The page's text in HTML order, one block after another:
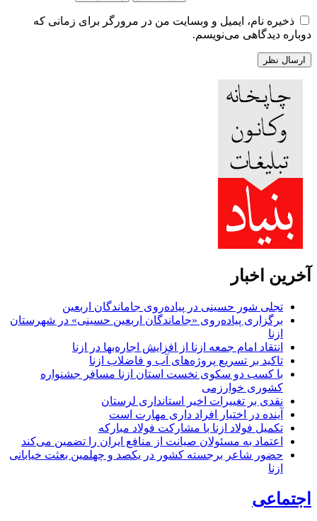
ذخیره نام، ایمیل و وبسایت من در مرورگر برای زمانی که
دوباره دیدگاهی می‌نویسم.
آخرین اخبار
تجلی شور حسینی در پیاده‌روی جاماندگان اربعین
برگزاری پیاده‌روی «جاماندگان اربعین حسینی» در شهرستان
ازنا
انتقاد امام جمعه ازنا از افزایش اجاره‌بها در ازنا
تاکید بر تسریع پروژه‌های آب و فاضلاب ازنا
با کسب دو سکوی نخست استان ازنا مسافر جشنواره
کشوری خوارزمی
نقدی بر تغییرات اخیر استانداری لرستان
آینده در اختیار افراد داری مهارت است
تکمیل فولاد ازنا با مشارکت فولاد مبارکه
اعتماد به مسئولان صیانت از منافع ایران را تضمین می‌کند
حضور شاعر برجسته کشور در یکصد و چهلمین بعثت خیابانی
ازنا
اجتماعی